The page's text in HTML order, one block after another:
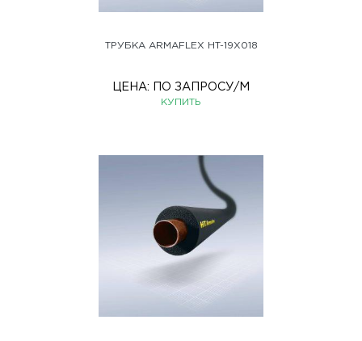
ТРУБКА ARMAFLEX HT-19X018
ЦЕНА: ПО ЗАПРОСУ/М
КУПИТЬ